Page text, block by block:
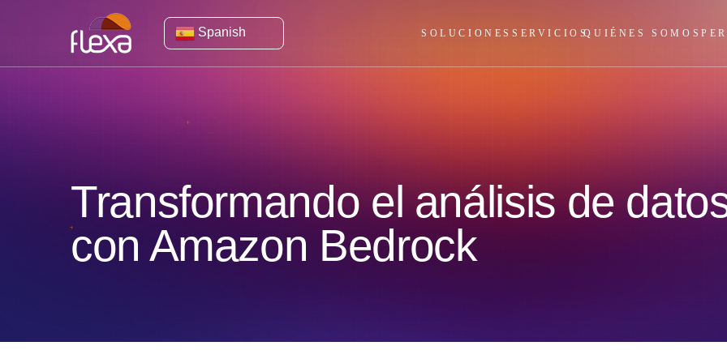
Spanish SOLUCIONES SERVICIOSQUIÉNES SOMOS
Transformando el análisis de
con Amazon Bedrock